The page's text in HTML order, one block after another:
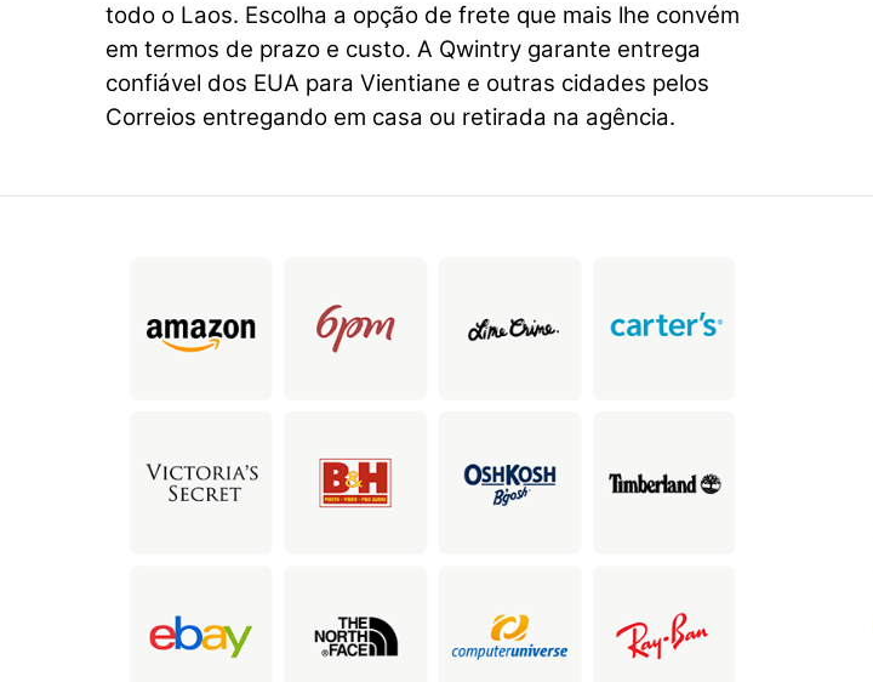
todo o Laos. Escolha a opção de frete que mais lhe convém
em termos de prazo e custo. A Qwintry garante entrega
confiável dos EUA para Vientiane e outras cidades pelos
Correios entregando em casa ou retirada na agência.